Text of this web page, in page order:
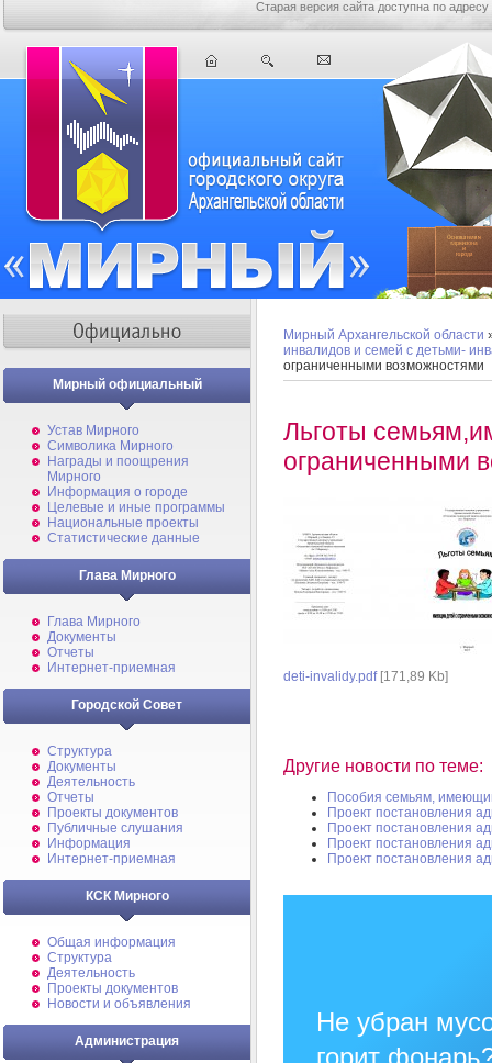
Старая версия сайта доступна по адресу
Мирный официальный
Устав Мирного
Символика Мирного
Награды и поощрения
Мирного
Информация о городе
Целевые и иные программы
Национальные проекты
Статистические данные
Глава Мирного
Глава Мирного
Документы
Отчеты
Интернет-приемная
Городской Совет
Структура
Документы
Деятельность
Отчеты
Проекты документов
Публичные слушания
Информация
Интернет-приемная
КСК Мирного
Общая информация
Структура
Деятельность
Проекты документов
Новости и объявления
Администрация
Мирный Архангельской области
инвалидов и семей с детьми-
ограниченными возможностями
Льготы
ограниченными
deti-invalidy.pdf[171,89 Kb]
Другие новости по теме:
Пособия семьям,
Проект постановления
Проект постановления
Проект постановления
Проект постановления
Не убран
горит